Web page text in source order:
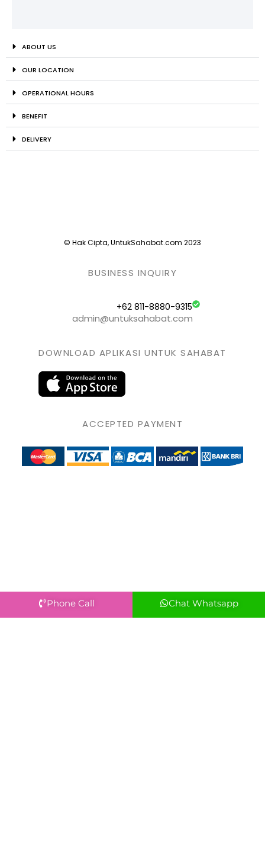
ABOUT US
OUR LOCATION
OPERATIONAL HOURS
BENEFIT
DELIVERY
© Hak Cipta, UntukSahabat.com 2023
BUSINESS INQUIRY
+62 811-8880-9315
admin@untuksahabat.com
DOWNLOAD APLIKASI UNTUK SAHABAT
ACCEPTED PAYMENT
Phone Call Chat Whatsapp